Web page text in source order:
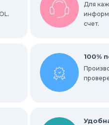
круги
Для
счет.
100%